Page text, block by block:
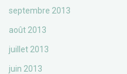
septembre 2013
août 2013
juillet 2013
juin 2013